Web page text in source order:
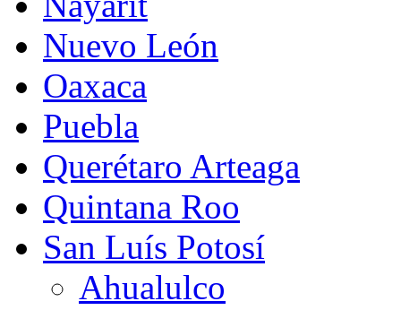
Nuevo León
Oaxaca
Puebla
Querétaro Arteaga
Quintana Roo
San Luís Potosí
Ahualulco